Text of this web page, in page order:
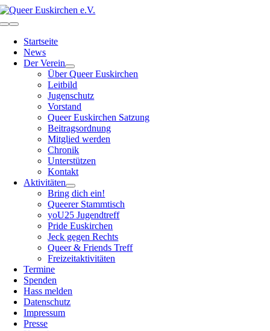
Zum
Inhalt
Toggle
NavigationStartseite
News
Der Verein
Über Queer Euskirchen
Leitbild
Jugenschutz
Vorstand
Queer Euskirchen Satzung
Beitragsordnung
Mitglied werden
Chronik
Unterstützen
Kontakt
Aktivitäten
Bring dich ein!
Queerer Stammtisch
yoU25 Jugendtreff
Pride Euskirchen
Jeck gegen Rechts
Queer & Friends Treff
Freizeitaktivitäten
Termine
Spenden
Hass melden
Datenschutz
Impressum
Presse